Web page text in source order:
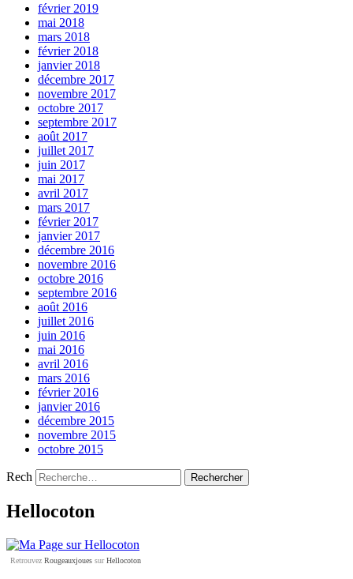
février 2019
mai 2018
mars 2018
février 2018
janvier 2018
décembre 2017
novembre 2017
octobre 2017
septembre 2017
août 2017
juillet 2017
juin 2017
mai 2017
avril 2017
mars 2017
février 2017
janvier 2017
décembre 2016
novembre 2016
octobre 2016
septembre 2016
août 2016
juillet 2016
juin 2016
mai 2016
avril 2016
mars 2016
février 2016
janvier 2016
décembre 2015
novembre 2015
octobre 2015
Rech
Hellocoton
Retrouvez Rougeauxjoues surHellocoton